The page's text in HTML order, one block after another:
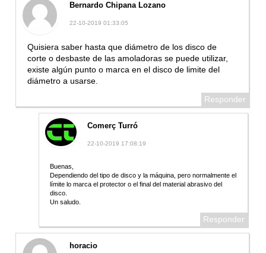
Bernardo Chipana Lozano
22-10-2019 01:33:05
Quisiera saber hasta que diámetro de los disco de
corte o desbaste de las amoladoras se puede utilizar,
existe algún punto o marca en el disco de limite del
diámetro a usarse.
Responder
Comerç Turró
22-10-2019 17:08:19
Buenas,
Dependiendo del tipo de disco y la máquina, pero normalmente el
límite lo marca el protector o el final del material abrasivo del
disco.
Un saludo.
Responder
horacio